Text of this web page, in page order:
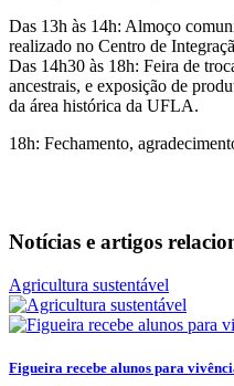
Das 13h às 14h: Almoço
realizado no Centro de
Das 14h30 às 18h: Feira de
ancestrais, e exposição de
da área histórica da UFLA.
18h: Fechamento,
Notícias e artigos
Agricultura sustentável
Figueira recebe alunos para